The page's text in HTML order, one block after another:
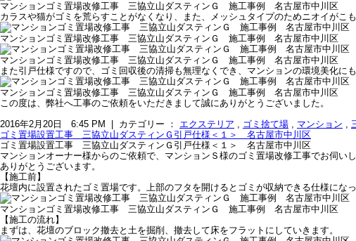
マンションゴミ置場改修工事 三協立山ダスティンＧ 施工事例 名古屋市中川区
カラスや猫がゴミを荒らすことがなくなり、また、メッシュタイプのためニオイがこ
マンションゴミ置場改修工事 三協立山ダスティンＧ 施工事例 名古屋市中川区
マンションゴミ置場改修工事 三協立山ダスティンＧ 施工事例 名古屋市中川区
また引戸仕様ですので、ゴミ回収後の清掃も無理なくでき、マンションの環境美化にも
マンションゴミ置場改修工事 三協立山ダスティンＧ 施工事例 名古屋市中川区
この度は、弊社へ工事のご依頼をいただきまして誠にありがとうございました。
2016年2月20日 6:45 PM | カテゴリー ： エクステリア , ゴミ捨て場 , マンション ,
ゴミ置場設置工事 三協立山ダスティンＧ引戸仕様＜１＞ 名古屋市中川区
ゴミ置場設置工事 三協立山ダスティンＧ引戸仕様＜１＞ 名古屋市中川区
マンションオーナー様からのご依頼で、マンションＳ様のゴミ置場改修工事でお伺いし
ありがとうございます。
【施工前】
花壇内に設置されたゴミ置場です。上部のフタを開けるとゴミが収納できる仕様にな
マンションゴミ置場改修工事 三協立山ダスティンＧ 施工事例 名古屋市中川区
【施工の流れ】
まずは、花壇のブロック撤去と土を掘削、撤去して床をフラットにしていきます。